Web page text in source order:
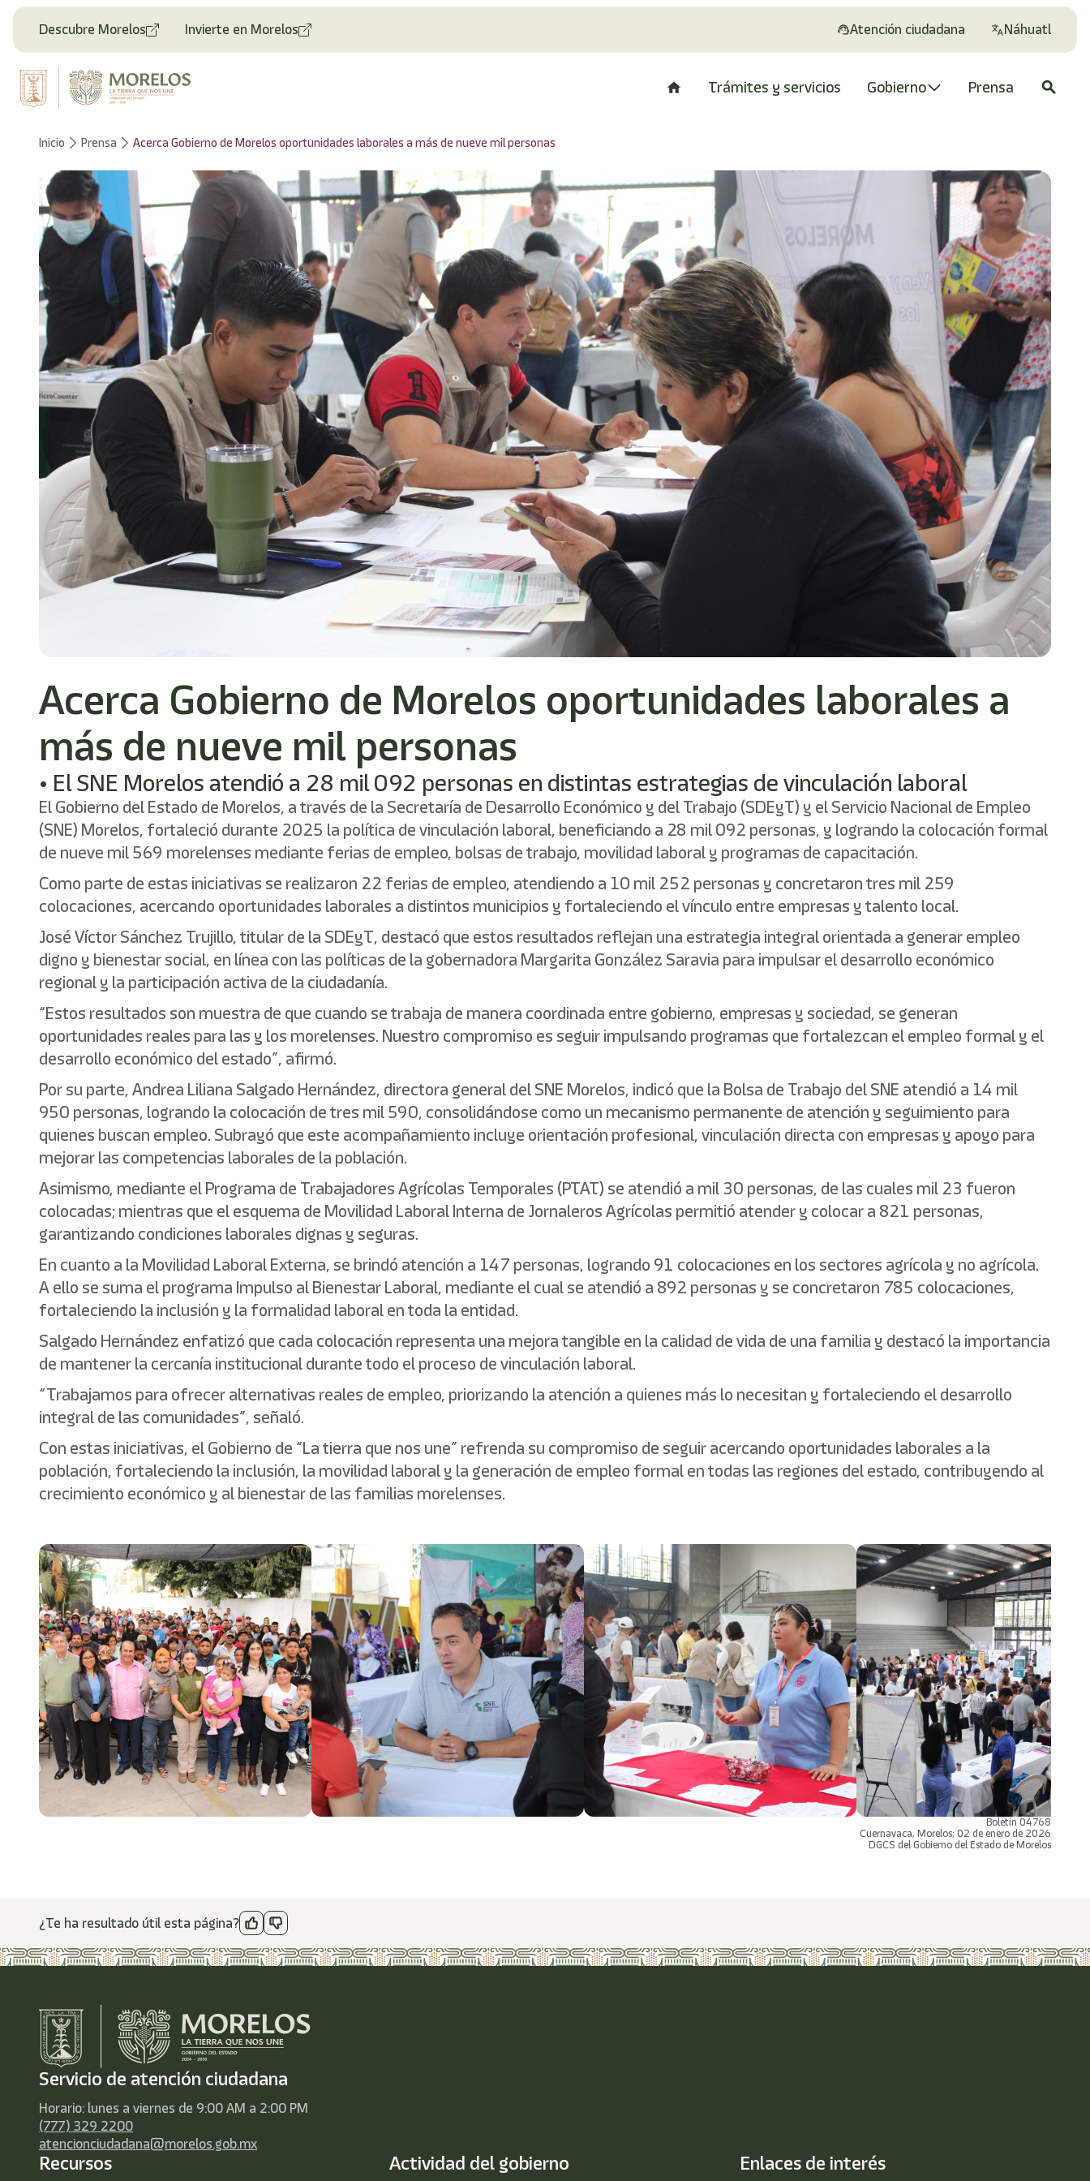
Descubre Morelos Invierte en Morelos Atención ciudadana Náhuatl
Trámites y servicios Gobierno Prensa search
Inicio Prensa Acerca Gobierno de Morelos oportunidades laborales a más de nueve mil personas
Acerca Gobierno de Morelos oportunidades laborales a
más de nueve mil personas
• El SNE Morelos atendió a 28 mil 092 personas en distintas estrategias de vinculación laboral
El Gobierno del Estado de Morelos, a través de la Secretaría de Desarrollo Económico y del Trabajo (SDEyT) y el Servicio Nacional de Empleo
(SNE) Morelos, fortaleció durante 2025 la política de vinculación laboral, beneficiando a 28 mil 092 personas, y logrando la colocación formal
de nueve mil 569 morelenses mediante ferias de empleo, bolsas de trabajo, movilidad laboral y programas de capacitación.
Como parte de estas iniciativas se realizaron 22 ferias de empleo, atendiendo a 10 mil 252 personas y concretaron tres mil 259
colocaciones, acercando oportunidades laborales a distintos municipios y fortaleciendo el vínculo entre empresas y talento local.
José Víctor Sánchez Trujillo, titular de la SDEyT, destacó que estos resultados reflejan una estrategia integral orientada a generar empleo
digno y bienestar social, en línea con las políticas de la gobernadora Margarita González Saravia para impulsar el desarrollo económico
regional y la participación activa de la ciudadanía.
“Estos resultados son muestra de que cuando se trabaja de manera coordinada entre gobierno, empresas y sociedad, se generan
oportunidades reales para las y los morelenses. Nuestro compromiso es seguir impulsando programas que fortalezcan el empleo formal y el
desarrollo económico del estado”, afirmó.
Por su parte, Andrea Liliana Salgado Hernández, directora general del SNE Morelos, indicó que la Bolsa de Trabajo del SNE atendió a 14 mil
950 personas, logrando la colocación de tres mil 590, consolidándose como un mecanismo permanente de atención y seguimiento para
quienes buscan empleo. Subrayó que este acompañamiento incluye orientación profesional, vinculación directa con empresas y apoyo para
mejorar las competencias laborales de la población.
Asimismo, mediante el Programa de Trabajadores Agrícolas Temporales (PTAT) se atendió a mil 30 personas, de las cuales mil 23 fueron
colocadas; mientras que el esquema de Movilidad Laboral Interna de Jornaleros Agrícolas permitió atender y colocar a 821 personas,
garantizando condiciones laborales dignas y seguras.
En cuanto a la Movilidad Laboral Externa, se brindó atención a 147 personas, logrando 91 colocaciones en los sectores agrícola y no agrícola.
A ello se suma el programa Impulso al Bienestar Laboral, mediante el cual se atendió a 892 personas y se concretaron 785 colocaciones,
fortaleciendo la inclusión y la formalidad laboral en toda la entidad.
Salgado Hernández enfatizó que cada colocación representa una mejora tangible en la calidad de vida de una familia y destacó la importancia
de mantener la cercanía institucional durante todo el proceso de vinculación laboral.
“Trabajamos para ofrecer alternativas reales de empleo, priorizando la atención a quienes más lo necesitan y fortaleciendo el desarrollo
integral de las comunidades”, señaló.
Con estas iniciativas, el Gobierno de “La tierra que nos une” refrenda su compromiso de seguir acercando oportunidades laborales a la
población, fortaleciendo la inclusión, la movilidad laboral y la generación de empleo formal en todas las regiones del estado, contribuyendo al
crecimiento económico y al bienestar de las familias morelenses.
Boletín 04768
Cuernavaca, Morelos; 02 de enero de 2026
DGCS del Gobierno del Estado de Morelos
¿Te ha resultado útil esta página?
Servicio de atención ciudadana
Horario: lunes a viernes de 9:00 AM a 2:00 PM
(777) 329 2200
atencionciudadana@morelos.gob.mx
Recursos Actividad del gobierno Enlaces de interés